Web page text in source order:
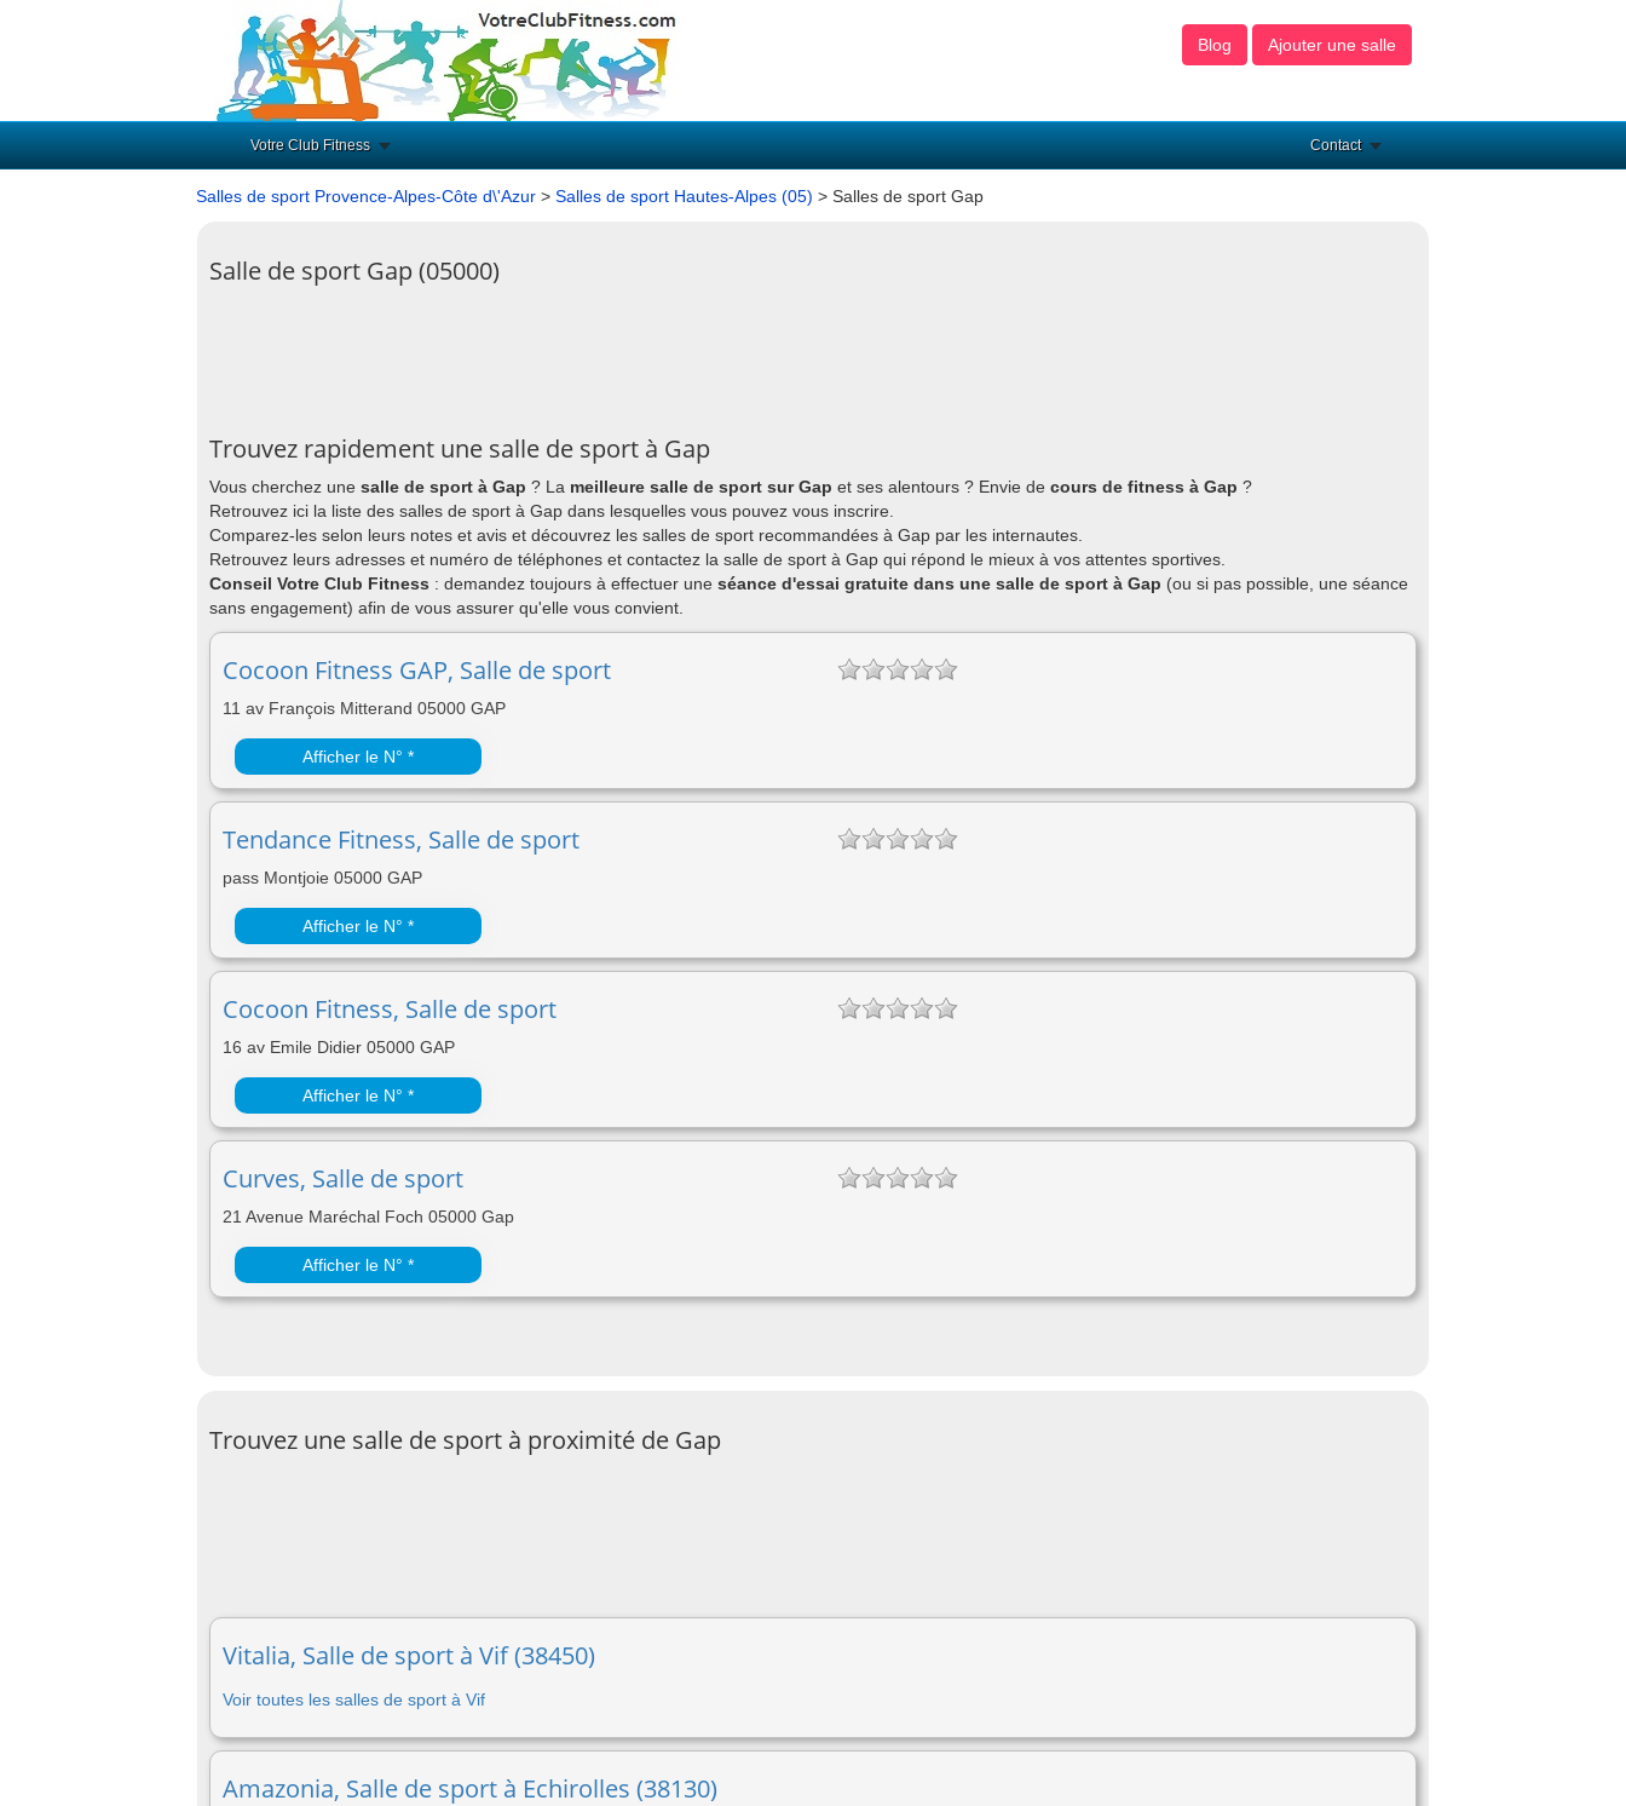
Blog Ajouter une salle
Votre Club Fitness Contact
Salles de sport Provence-Alpes-Côte d\'Azur > Salles de sport Hautes-Alpes (05) > Salles de sport Gap
Salle de sport Gap (05000)
Trouvez rapidement une salle de sport à Gap
Vous cherchez une salle de sport à Gap ? La meilleure salle de sport sur Gap et ses alentours ? Envie de cours de fitness à Gap ?
Retrouvez ici la liste des salles de sport à Gap dans lesquelles vous pouvez vous inscrire.
Comparez-les selon leurs notes et avis et découvrez les salles de sport recommandées à Gap par les internautes.
Retrouvez leurs adresses et numéro de téléphones et contactez la salle de sport à Gap qui répond le mieux à vos attentes sportives.
Conseil Votre Club Fitness : demandez toujours à effectuer une séance d'essai gratuite dans une salle de sport à Gap (ou si pas possible, une séance
sans engagement) afin de vous assurer qu'elle vous convient.
Cocoon Fitness GAP, Salle de sport
11 av François Mitterand 05000 GAP
Afficher le N° *
Tendance Fitness, Salle de sport
pass Montjoie 05000 GAP
Afficher le N° *
Cocoon Fitness, Salle de sport
16 av Emile Didier 05000 GAP
Afficher le N° *
Curves, Salle de sport
21 Avenue Maréchal Foch 05000 Gap
Afficher le N° *
Trouvez une salle de sport à proximité de Gap
Vitalia, Salle de sport à Vif (38450)
Voir toutes les salles de sport à Vif
Amazonia, Salle de sport à Echirolles (38130)